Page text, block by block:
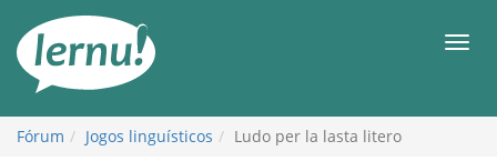
conteúdo
Fórum Jogos linguísticos Ludo per la lasta litero